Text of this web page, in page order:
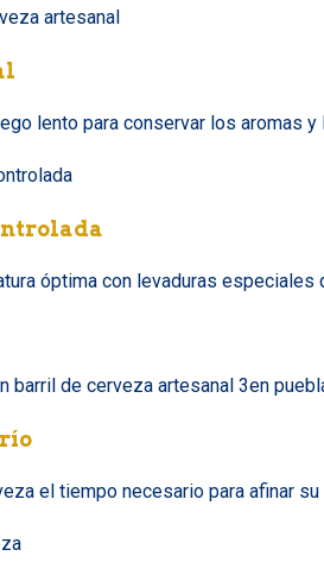
lento para conservar los aromas
óptima con levaduras especiales
el tiempo necesario para afinar